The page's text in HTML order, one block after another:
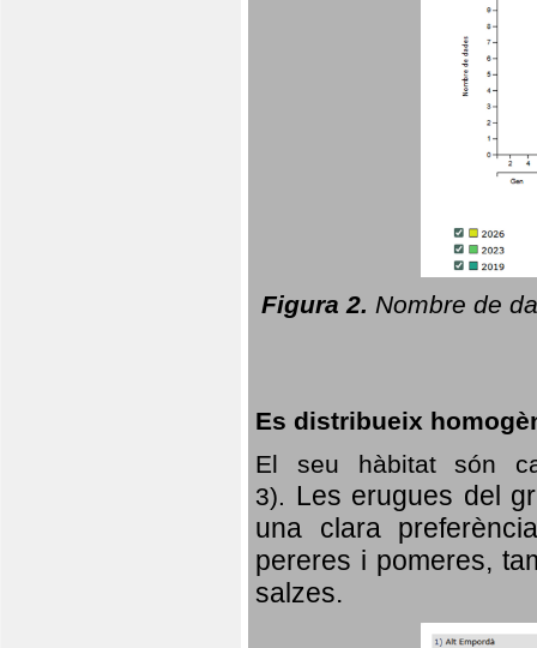
Figura 2. Nombre de
Es distribueix
El seu hàbitat són
3). Les erugues del
una clara
pereres i pomeres,
salzes.